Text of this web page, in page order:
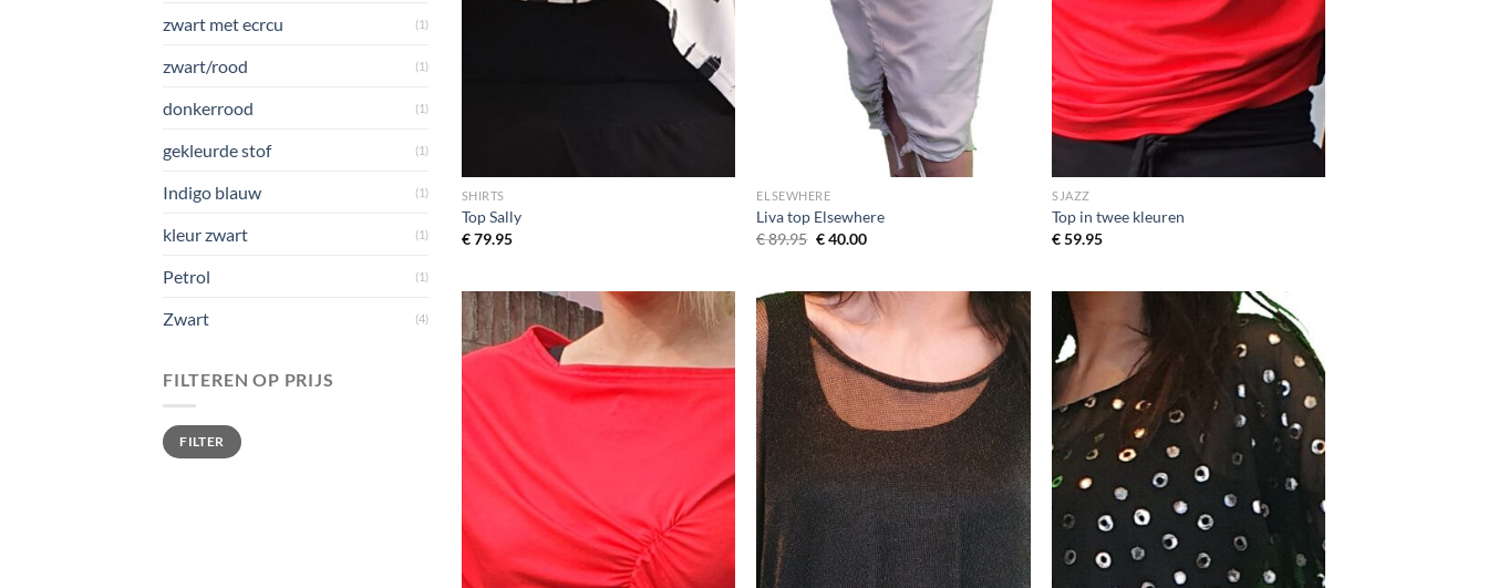
zwart met ecrcu (1)
zwart/rood (1)
donkerrood (1)
gekleurde stof (1)
Indigo blauw (1)
kleur zwart (1)
Petrol (1)
Zwart (4)
FILTEREN OP PRIJS
Min.
prijs
Max.
prijsFILTER
SHIRTS
Top Sally
€79.95
ELSEWHERE
Liva top Elsewhere
€89.95 Oorspronkelijke
€40.00Huidige
SJAZZ
Top in twee kleuren
€59.95
Toevoegen
aan
wenslijst
Toevoegen
aan
wenslijst
Toevoegen
aan
wenslijst